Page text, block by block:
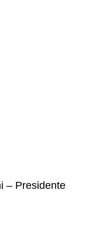
– Presidente